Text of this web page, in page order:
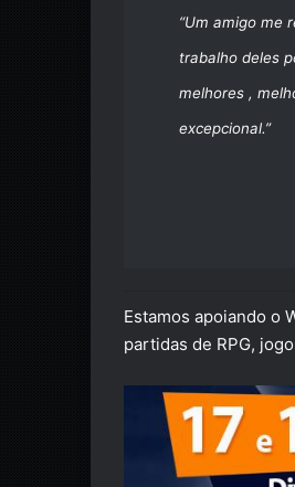
“Um amigo me
trabalho deles
melhores ,
excepcional.”
Estamos apoiando o
partidas de RPG,